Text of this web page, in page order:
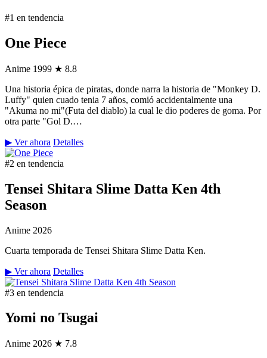
#1 en tendencia
One Piece
Anime 1999 ★ 8.8
Una historia épica de piratas, donde narra la historia de "Monkey D.
Luffy" quien cuado tenia 7 años, comió accidentalmente una
"Akuma no mi"(Futa del diablo) la cual le dio poderes de goma. Por
otra parte "Gol D.…
▶ Ver ahora Detalles
#2 en tendencia
Tensei Shitara Slime Datta Ken 4th
Season
Anime 2026
Cuarta temporada de Tensei Shitara Slime Datta Ken.
▶ Ver ahora Detalles
#3 en tendencia
Yomi no Tsugai
Anime 2026 ★ 7.8